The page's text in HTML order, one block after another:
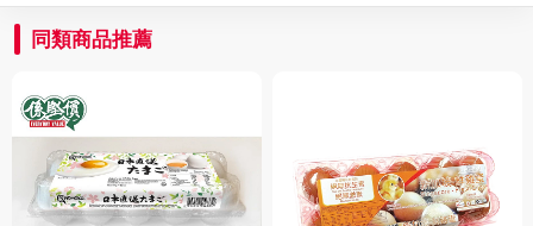
同類商品推薦